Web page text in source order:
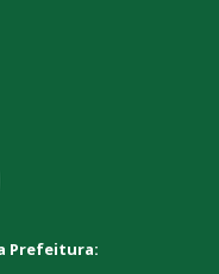
Prefeitura: